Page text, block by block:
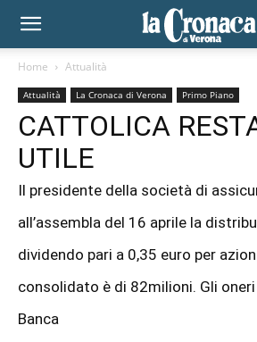
Home Attualità
Attualità La Cronaca di Verona Primo Piano
CATTOLICA
UTILE
Il presidente della società di
all’assembla del 16 aprile la
dividendo pari a 0,35 euro per
consolidato è di 82milioni. Gli
Banca